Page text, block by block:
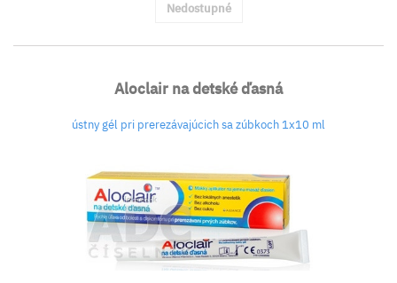
Nedostupné
Aloclair na detské ďasná
ústny gél pri prerezávajúcich sa zúbkoch 1x10 ml